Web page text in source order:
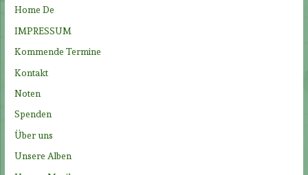
h
:
Home De
IMPRESSUM
Kommende Termine
Kontakt
Noten
Spenden
Über uns
Unsere Alben